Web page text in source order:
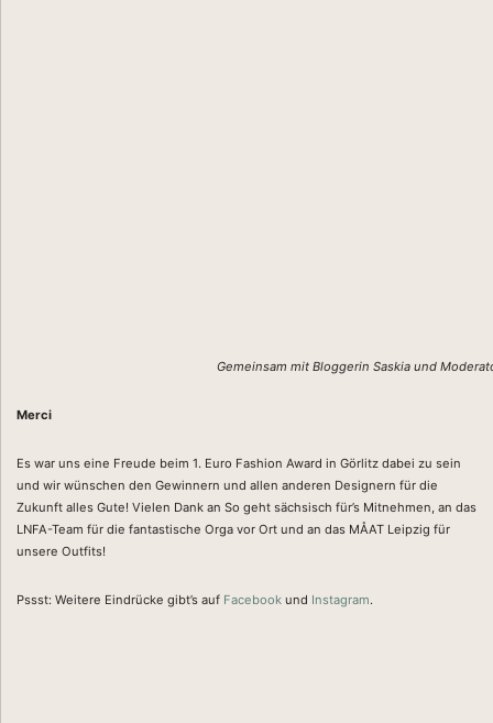
Gemeinsam mit Bloggerin Saskia und
Merci
Es war uns eine Freude beim 1. Euro Fashion Award in Görlitz dabei zu sein
und wir wünschen den Gewinnern und allen anderen Designern für die
Zukunft alles Gute! Vielen Dank an So geht sächsisch für’s Mitnehmen, an das
LNFA-Team für die fantastische Orga vor Ort und an das MÅAT Leipzig für
unsere Outfits!
Pssst: Weitere Eindrücke gibt’s auf Facebook und Instagram.